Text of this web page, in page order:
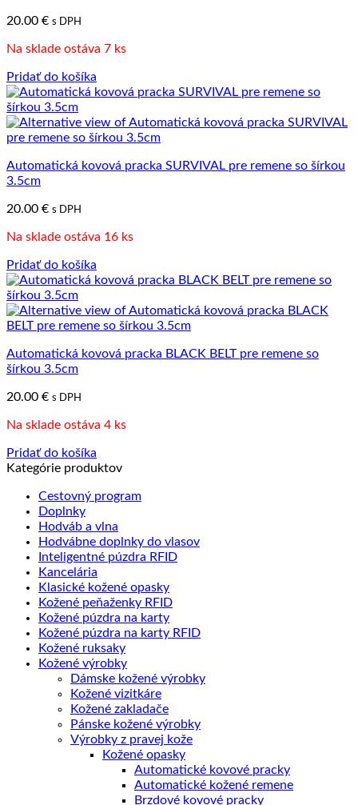
20.00 € s DPH
Na sklade ostáva 7 ks
Pridať do košíka
Automatická kovová pracka SURVIVAL pre remene so šírkou
3.5cm
20.00 € s DPH
Na sklade ostáva 16 ks
Pridať do košíka
Automatická kovová pracka BLACK BELT pre remene so
šírkou 3.5cm
20.00 € s DPH
Na sklade ostáva 4 ks
Pridať do košíka
Kategórie produktov
Cestovný program
Doplnky
Hodváb a vlna
Hodvábne doplnky do vlasov
Inteligentné púzdra RFID
Kancelária
Klasické kožené opasky
Kožené peňaženky RFID
Kožené púzdra na karty
Kožené púzdra na karty RFID
Kožené ruksaky
Kožené výrobky
Dámske kožené výrobky
Kožené vizitkáre
Kožené zakladače
Pánske kožené výrobky
Výrobky z pravej kože
Kožené opasky
Automatické kovové pracky
Automatické kožené remene
Brzdové kovové pracky